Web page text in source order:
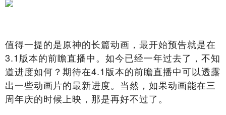
值得一提的是原神的长篇动画，最开始预告就是在
3.1版本的前瞻直播中。如今已经一年过去了，不知
道进度如何？期待在4.1版本的前瞻直播中可以透露
出一些动画片的最新进度。当然，如果动画能在三
周年庆的时候上映，那是再好不过了。